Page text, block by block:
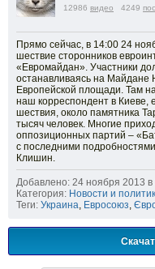
12986 видео 4249
Прямо сейчас, в 14:00 24
шествие сторонников
«Евромайдан». Участники
останавливаясь на Майдане
Европейской площади. Там
наш корреспондент в Киеве,
шествия, около памятника
тысяч человек. Многие
оппозиционных партий –
с последними
Клишин.
Добавлено: 24 ноября 2013 в
Категория: Новости и
Теги: Украина, Евросоюз,